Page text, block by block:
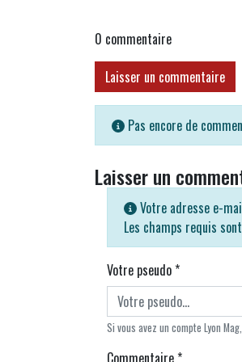
0 commentaire
Laisser un commentaire
Pas encore de
Laisser un
Votre adresse e-
Les champs requis
Votre pseudo*
Si vous avez un compte Lyon Mag,
Commentaire*